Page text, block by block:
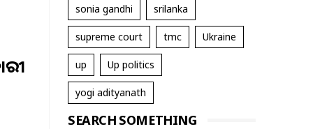
sonia gandhi srilanka
supreme court tmc Ukraine
up Up politics
yogi adityanath
SEARCH SOMETHING